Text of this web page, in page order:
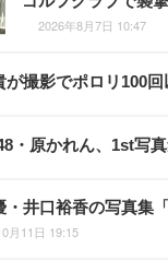
2026年8月7日 10:47
が撮影でポロリ100
・原かれん、1st写
・井口裕香の写真集
月11日 19:15